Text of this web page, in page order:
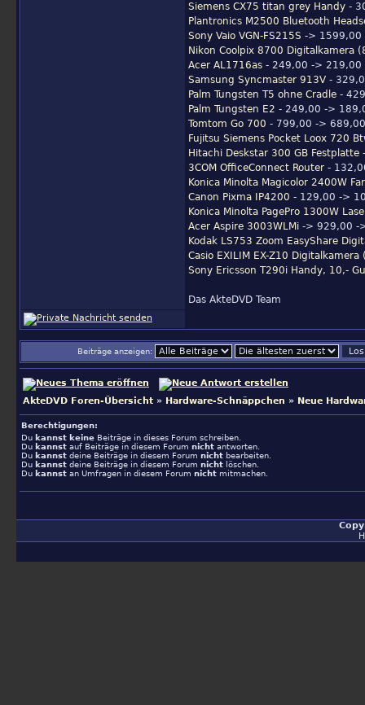
Siemens CX75 titan grey Handy -
Plantronics M2500 Bluetooth
Sony Vaio VGN-FS215S -> 1599,00
Nikon Coolpix 8700 Digitalkamera
Acer AL1716as - 249,00 -> 219,00
Samsung Syncmaster 913V -
Palm Tungsten T5 ohne Cradle -
Palm Tungsten E2 - 249,00 ->
Tomtom Go 700 - 799,00 ->
Fujitsu Siemens Pocket Loox 720
Hitachi Deskstar 300 GB Festplatte
3COM OfficeConnect Router -
Konica Minolta Magicolor 2400W
Canon Pixma IP4200 - 129,00 ->
Konica Minolta PagePro 1300W
Acer Aspire 3003WLMi -> 929,00 -
Kodak LS753 Zoom EasyShare
Casio EXILIM EX-Z10 Digitalkamera
Sony Ericsson T290i Handy, 10,-
Das AkteDVD Team
Beiträge anzeigen:
AkteDVD Foren-Übersicht » Hardware-Schnäppchen » Neue
Berechtigungen:
Du kannst keine Beiträge in dieses Forum schreiben.
Du kannst auf Beiträge in diesem Forum nicht antworten.
Du kannst deine Beiträge in diesem Forum nicht bearbeiten.
Du kannst deine Beiträge in diesem Forum nicht löschen.
Du kannst an Umfragen in diesem Forum nicht mitmachen.